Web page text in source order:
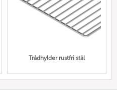
Trådhylder rustfri stål